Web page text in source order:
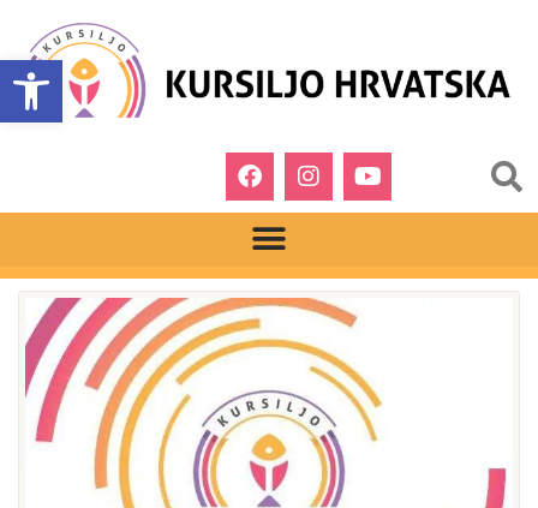
Open toolbar